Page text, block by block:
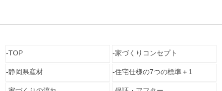
TOP 家づくりコンセプト
静岡県産材 住宅仕様の7つの標準＋1